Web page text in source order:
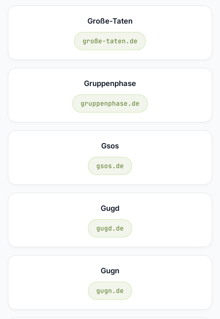
Große-Taten
große-taten.de
Gruppenphase
gruppenphase.de
Gsos
gsos.de
Gugd
gugd.de
Gugn
gugn.de